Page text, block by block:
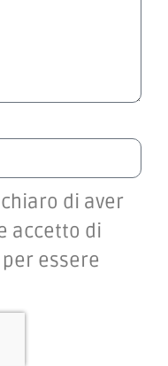
di aver
accetto di
essere